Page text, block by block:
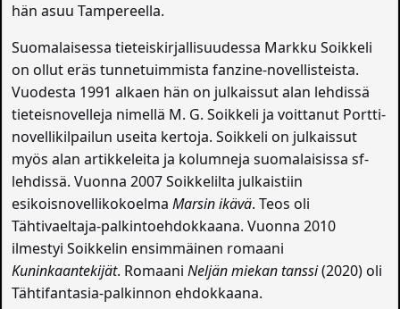
hän asuu Tampereella.
Suomalaisessa tieteiskirjallisuudessa Markku Soikkeli
on ollut eräs tunnetuimmista fanzine-novellisteista.
Vuodesta 1991 alkaen hän on julkaissut alan lehdissä
tieteisnovelleja nimellä M. G. Soikkeli ja voittanut Portti-
novellikilpailun useita kertoja. Soikkeli on julkaissut
myös alan artikkeleita ja kolumneja suomalaisissa sf-
lehdissä. Vuonna 2007 Soikkelilta julkaistiin
esikoisnovellikokoelmaMarsin ikävä. Teos oli
Tähtivaeltaja-palkintoehdokkaana. Vuonna 2010
ilmestyi Soikkelin ensimmäinen romaani
Kuninkaantekijät. RomaaniNeljän miekan tanssi(2020) oli
Tähtifantasia-palkinnon ehdokkaana.